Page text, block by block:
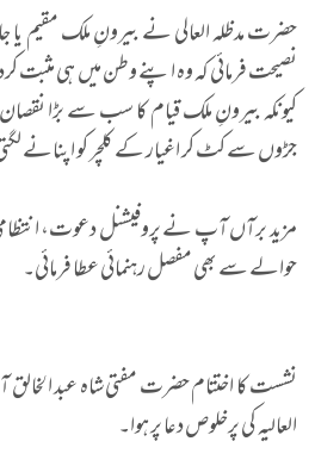
حضرت مدظلہ العالی نے بیرونِ ملک مقیم
نصیحت فرمائی کہ وہ اپنے وطن میں ہی
کیونکہ بیرونِ ملک قیام کا سب سے بڑا
جڑوں سے کٹ کر اغیار کے کلچر کو اپنانے
مزید برآں آپ نے پروفیشنل دعوت،
حوالے سے بھی مفصل رہنمائی عطا فرمائی۔
نشست کا اختتام حضرت مفتی شاہ عبد
العالیہ کی پرخلوص دعا پر ہوا۔